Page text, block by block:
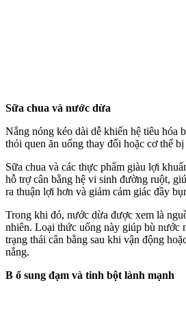
Sữa chua và nước dừa
Nắng nóng kéo dài dễ khiến hệ tiêu hóa
thói quen ăn uống thay đổi hoặc c‌ơ th‌ể
Sữa chua và các thực phẩm giàu lợi
hỗ trợ cân bằng hệ vi sinh đường ruột,
ra thuận lợi hơn và giảm cảm giác đầy
Trong khi đó, nước dừa được xem là
nhiên. Loại thức uống này giúp bù nước
trạng thái cân bằng sau khi vận động
nắng.
B ổ sung đạm và tinh bột lành mạnh